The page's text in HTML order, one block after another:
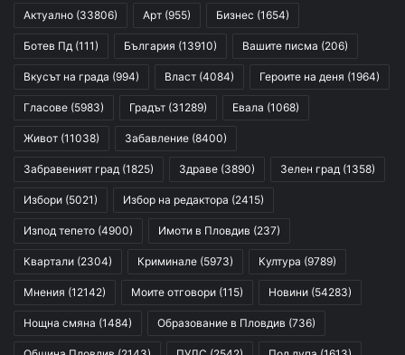
Актуално (33806) Арт (955) Бизнес (1654)
Ботев Пд (111) България (13910) Вашите писма (206)
Вкусът на града (994) Власт (4084) Героите на деня (1964)
Гласове (5983) Градът (31289) Евала (1068)
Живот (11038) Забавление (8400)
Забравеният град (1825) Здраве (3890) Зелен град (1358)
Избори (5021) Избор на редактора (2415)
Изпод тепето (4900) Имоти в Пловдив (237)
Квартали (2304) Криминале (5973) Култура (9789)
Мнения (12142) Моите отговори (115) Новини (54283)
Нощна смяна (1484) Образование в Пловдив (736)